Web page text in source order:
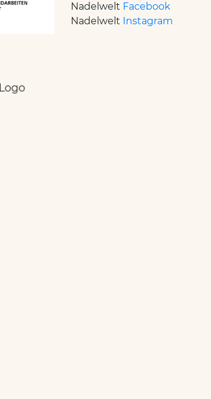
Nadelwelt Facebook
Nadelwelt Instagram